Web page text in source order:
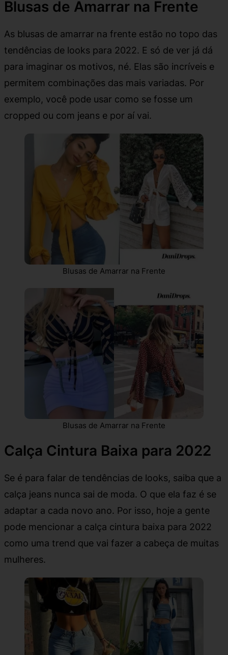
Blusas de Amarrar na Frente
As blusas de amarrar na frente estão no topo das
tendências de looks para 2022. E só de ver já dá
para imaginar os motivos, né. Elas são incríveis e
permitem combinações das mais variadas. Por
exemplo, você pode usar como se fosse um
cropped ou com jeans e por aí vai.
Blusas de Amarrar na Frente
Blusas de Amarrar na Frente
Calça Cintura Baixa para 2022
Se é para falar de tendências de looks, saiba que a
calça jeans nunca sai de moda. O que ela faz é se
adaptar a cada novo ano. Por isso, hoje a gente
pode mencionar a calça cintura baixa para 2022
como uma trend que vai fazer a cabeça de muitas
mulheres.